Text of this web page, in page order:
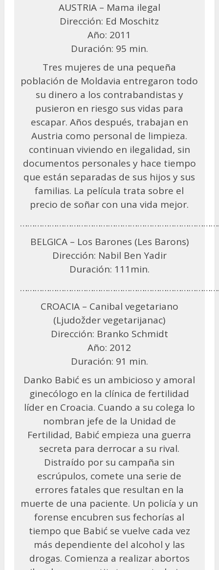
AUSTRIA – Mama ilegal
Dirección: Ed Moschitz
Año: 2011
Duración: 95 min.
Tres mujeres de una pequeña
población de Moldavia entregaron todo
su dinero a los contrabandistas y
pusieron en riesgo sus vidas para
escapar. Años después, trabajan en
Austria como personal de limpieza.
continuan viviendo en ilegalidad, sin
documentos personales y hace tiempo
que están separadas de sus hijos y sus
familias. La película trata sobre el
precio de soñar con una vida mejor.
BELGICA – Los Barones (Les Barons)
Dirección: Nabil Ben Yadir
Duración: 111min.
CROACIA – Canibal vegetariano
(Ljudožder vegetarijanac)
Dirección: Branko Schmidt
Año: 2012
Duración: 91 min.
Danko Babić es un ambicioso y amoral
ginecólogo en la clínica de fertilidad
líder en Croacia. Cuando a su colega lo
nombran jefe de la Unidad de
Fertilidad, Babić empieza una guerra
secreta para derrocar a su rival.
Distraído por su campaña sin
escrúpulos, comete una serie de
errores fatales que resultan en la
muerte de una paciente. Un policía y un
forense encubren sus fechorías al
tiempo que Babić se vuelve cada vez
más dependiente del alcohol y las
drogas. Comienza a realizar abortos